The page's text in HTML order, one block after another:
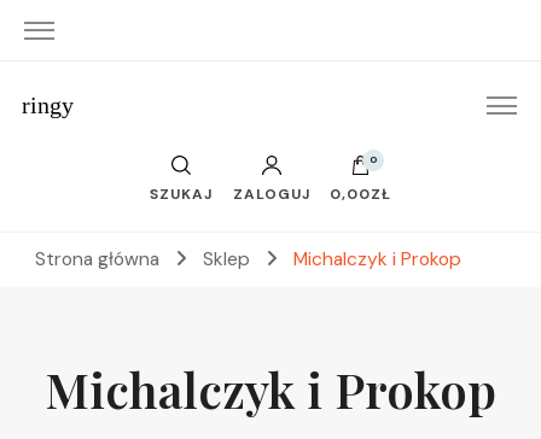
ringy
SZUKAJ ZALOGUJ
0
0,00ZŁ
Strona główna Sklep Michalczyk i Prokop
Michalczyk i Prokop